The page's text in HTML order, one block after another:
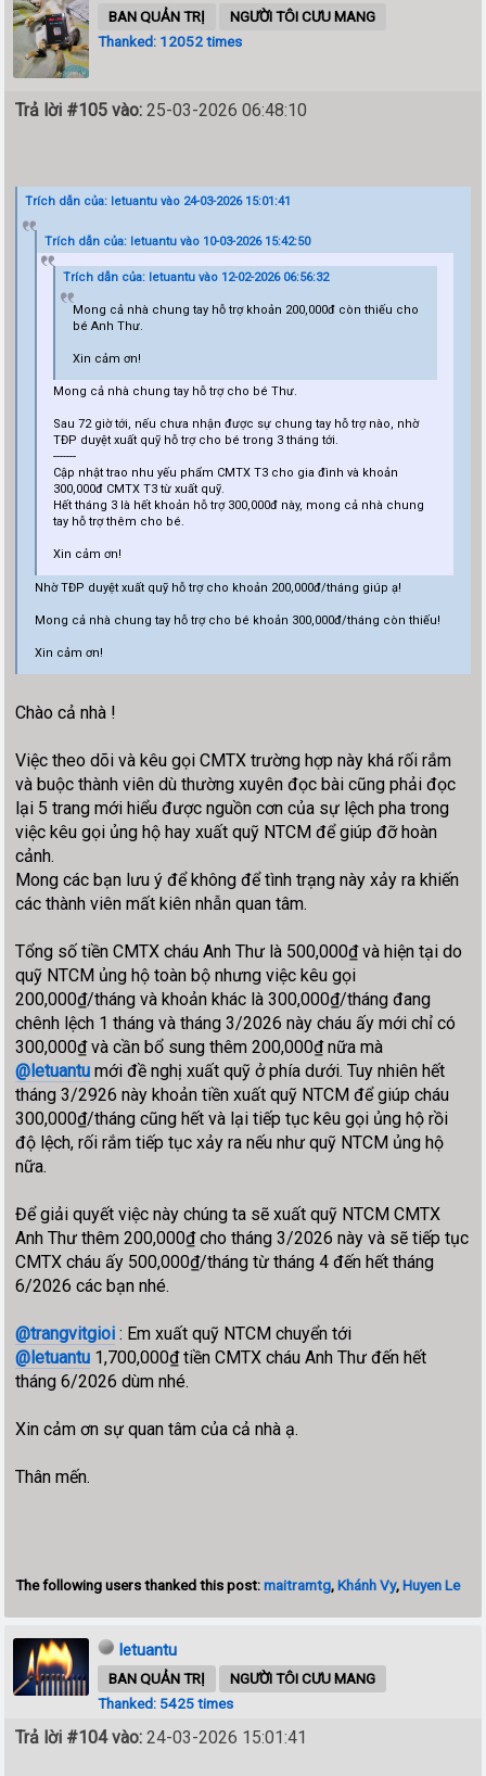
BAN QUẢN TRỊ
NGƯỜI TÔI CƯU MANG
Thanked: 12052 times
Trả lời #105 vào: 25-03-2026 06:48:10
Trích dẫn của: letuantu vào 24-03-2026 15:01:41
Trích dẫn của: letuantu vào 10-03-2026 15:42:50
Trích dẫn của: letuantu vào 12-02-2026 06:56:32
Mong cả nhà chung tay hỗ trợ khoản 200,000đ còn thiếu cho
bé Anh Thư.
Xin cảm ơn!
Mong cả nhà chung tay hỗ trợ cho bé Thư.
Sau 72 giờ tới, nếu chưa nhận được sự chung tay hỗ trợ nào, nhờ
TĐP duyệt xuất quỹ hỗ trợ cho bé trong 3 tháng tới.
-------
Cập nhật trao nhu yếu phẩm CMTX T3 cho gia đình và khoản
300,000đ CMTX T3 từ xuất quỹ.
Hết tháng 3 là hết khoản hỗ trợ 300,000đ này, mong cả nhà chung
tay hỗ trợ thêm cho bé.
Xin cảm ơn!
Nhờ TĐP duyệt xuất quỹ hỗ trợ cho khoản 200,000đ/tháng giúp ạ!
Mong cả nhà chung tay hỗ trợ cho bé khoản 300,000đ/tháng còn thiếu!
Xin cảm ơn!
Chào cả nhà !
Việc theo dõi và kêu gọi CMTX trường hợp này khá rối rắm
và buộc thành viên dù thường xuyên đọc bài cũng phải đọc
lại 5 trang mới hiểu được nguồn cơn của sự lệch pha trong
việc kêu gọi ủng hộ hay xuất quỹ NTCM để giúp đỡ hoàn
cảnh.
Mong các bạn lưu ý để không để tình trạng này xảy ra khiến
các thành viên mất kiên nhẫn quan tâm.
Tổng số tiền CMTX cháu Anh Thư là 500,000₫ và hiện tại do
quỹ NTCM ủng hộ toàn bộ nhưng việc kêu gọi
200,000₫/tháng và khoản khác là 300,000₫/tháng đang
chênh lệch 1 tháng và tháng 3/2026 này cháu ấy mới chỉ có
300,000₫ và cần bổ sung thêm 200,000₫ nữa mà
@letuantu mới đề nghị xuất quỹ ở phía dưới. Tuy nhiên hết
tháng 3/2926 này khoản tiền xuất quỹ NTCM để giúp cháu
300,000₫/tháng cũng hết và lại tiếp tục kêu gọi ủng hộ rồi
độ lệch, rối rắm tiếp tục xảy ra nếu như quỹ NTCM ủng hộ
nữa.
Để giải quyết việc này chúng ta sẽ xuất quỹ NTCM CMTX
Anh Thư thêm 200,000₫ cho tháng 3/2026 này và sẽ tiếp tục
CMTX cháu ấy 500,000₫/tháng từ tháng 4 đến hết tháng
6/2026 các bạn nhé.
@trangvitgioi : Em xuất quỹ NTCM chuyển tới
@letuantu 1,700,000₫ tiền CMTX cháu Anh Thư đến hết
tháng 6/2026 dùm nhé.
Xin cảm ơn sự quan tâm của cả nhà ạ.
Thân mến.
The following users thanked this post:maitramtg,Khánh Vy,Huyen Le
letuantu
BAN QUẢN TRỊ
NGƯỜI TÔI CƯU MANG
Thanked: 5425 times
Trả lời #104 vào: 24-03-2026 15:01:41